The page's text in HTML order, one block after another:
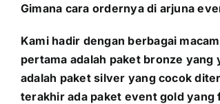
Gimana cara ordernya di arjuna
Kami hadir dengan berbagai
pertama adalah paket bronze
adalah paket silver yang cocok
terakhir ada paket event gold